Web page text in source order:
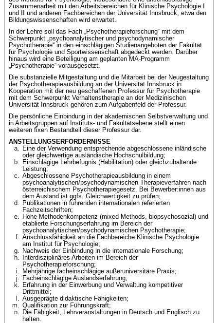
Zusammenarbeit mit den Arbeitsbereichen für Klinische Psychologie I
und II und anderen Fachbereichen der Universität Innsbruck, etwa den
Bildungswissenschaften wird erwartet.
In der Lehre soll das Fach „Psychotherapieforschung“ mit dem
Schwerpunkt „psychoanalytischer und psychodynamischer
Psychotherapie“ in den einschlägigen Studienangeboten der Fakultät
für Psychologie und Sportwissenschaft abgedeckt werden. Darüber
hinaus wird eine Beteiligung am geplanten MA-Programm
„Psychotherapie“ vorausgesetzt.
Die substanzielle Mitgestaltung und die Mitarbeit bei der Neugestaltung
der Psychotherapieausbildung an der Universität Innsbruck in
Kooperation mit der neu geschaffenen Professur für Psychotherapie
mit dem Schwerpunkt Verhaltenstherapie an der Medizinischen
Universität Innsbruck gehören zum Aufgabenfeld der Professur.
Die persönliche Einbindung in der akademischen Selbstverwaltung und
in Arbeitsgruppen auf Instituts- und Fakultätsebene stellt einen
weiteren fixen Bestandteil dieser Professur dar.
ANSTELLUNGSERFORDERNISSE
Eine der Verwendung entsprechende abgeschlossene inländische
oder gleichwertige ausländische Hochschulbildung;
Einschlägige Lehrbefugnis (Habilitation) oder gleichzuhaltende
Leistung;
Abgeschlossene Psychotherapieausbildung in einem
psychoanalytischen/psychodynamischen Therapieverfahren nach
österreichischem Psychotherapiegesetz. Bei Bewerber:innen aus
dem Ausland ist ggfs. Gleichwertigkeit zu prüfen;
Publikationen in führenden internationalen referierten
Fachzeitschriften;
Hohe Methodenkompetenz (mixed Methods, biopsychosozial) und
etablierte Forschungserfahrung im Bereich der
psychoanalytischen/psychodynamischen Psychotherapie;
Anschlussfähigkeit an die Fachbereiche Klinische Psychologie
am Institut für Psychologie;
Nachweis der Einbindung in die internationale Forschung;
Interdisziplinäres Arbeiten im Bereich der
Psychotherapieforschung;
Mehrjährige facheinschlägige außeruniversitäre Praxis;
Facheinschlägige Auslandserfahrung;
Erfahrung in der Einwerbung und Verwaltung kompetitiver
Drittmittel;
Ausgeprägte didaktische Fähigkeiten;
Qualifikation zur Führungskraft;
Die Fähigkeit, Lehrveranstaltungen in Deutsch und Englisch zu
halten.